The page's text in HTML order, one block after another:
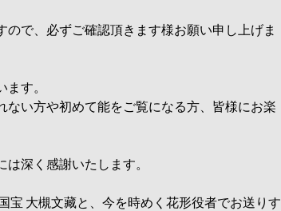
で、必ずご確認頂きます様お願い申し上げま
す。
ない方や初めて能をご覧になる方、皆様にお楽
は深く感謝いたし ます。
宝 大槻文藏と、今を時めく花形役者でお送りす